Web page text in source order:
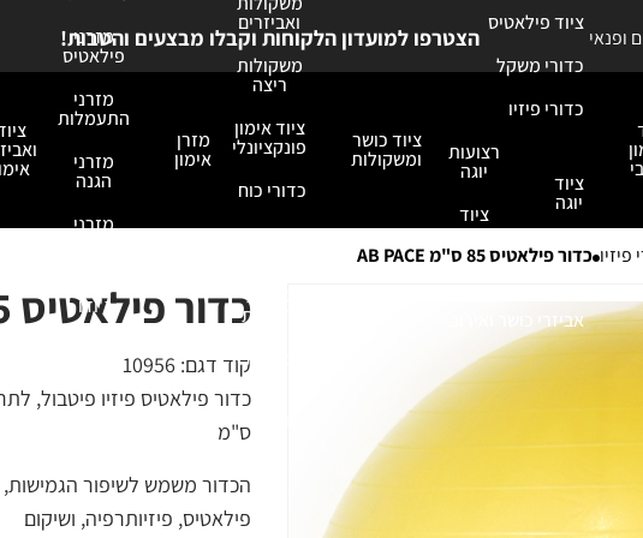
ופנאי הצטרפו למועדון הלקוחות וקבלו מבצעים והטבות!
ציוד פילאטיס
כדורי משקל
כדורי פיזיו
ציוד
יוגה
רצועות
יוגה
ציוד
מדיטציה
אביזרי כושר ואירובי
ציוד כושר
ומשקולות
ואביזרים
משקולות
ריצה
ציוד אימון
פונקציונלי
כדורי כוח
אביזרי
גומיות
ורצועות
כפפות
מזרן
אימון
מזרני
פילאטיס
מזרני
התעמלות
מזרני
הגנה
מזרני
מזרני
ג'ודו
פיזיו כדור פילאטיס 85 ס"מ AB PACE
כדור פילאטיס 85 ס"מ AB PACE
קוד דגם: 10956
ס"מ
הכדור משמש לשיפור הגמישות,
פילאטיס, פיזיותרפיה, ושיקום